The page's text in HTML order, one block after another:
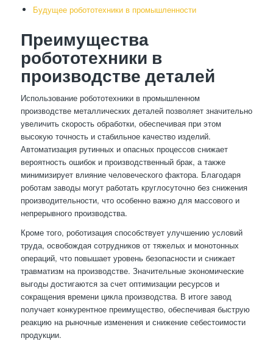
Будущее робототехники в промышленности
Преимущества
робототехники в
производстве деталей
Использование робототехники в промышленном
производстве металлических деталей позволяет значительно
увеличить скорость обработки, обеспечивая при этом
высокую точность и стабильное качество изделий.
Автоматизация рутинных и опасных процессов снижает
вероятность ошибок и производственный брак, а также
минимизирует влияние человеческого фактора. Благодаря
роботам заводы могут работать круглосуточно без снижения
производительности, что особенно важно для массового и
непрерывного производства.
Кроме того, роботизация способствует улучшению условий
труда, освобождая сотрудников от тяжелых и монотонных
операций, что повышает уровень безопасности и снижает
травматизм на производстве. Значительные экономические
выгоды достигаются за счет оптимизации ресурсов и
сокращения времени цикла производства. В итоге завод
получает конкурентное преимущество, обеспечивая быструю
реакцию на рыночные изменения и снижение себестоимости
продукции.